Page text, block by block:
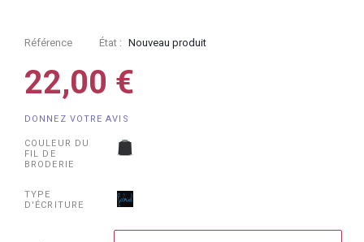
Référence État : Nouveau produit
22,00 €
DONNEZ VOTRE AVIS
COULEUR DU
FIL DE
BRODERIE
TYPE
D'ÉCRITURE